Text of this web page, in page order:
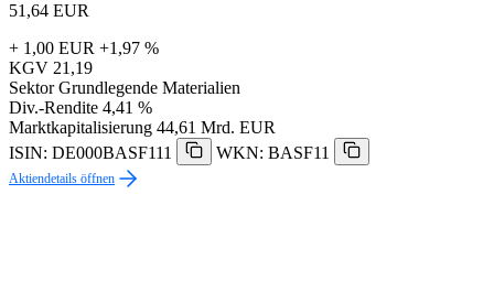
51,64 EUR
+ 1,00 EUR +1,97 %
KGV 21,19
Sektor Grundlegende Materialien
Div.-Rendite 4,41 %
Marktkapitalisierung 44,61 Mrd. EUR
ISIN: DE000BASF111
WKN: BASF11
Aktiendetails öffnen